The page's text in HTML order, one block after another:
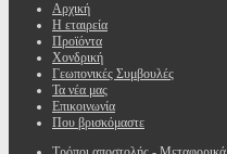
Αρχική
Η εταιρεία
Προϊόντα
Χονδρική
Γεωπονικές Συμβουλές
Τα νέα μας
Επικοινωνία
Που βρισκόμαστε